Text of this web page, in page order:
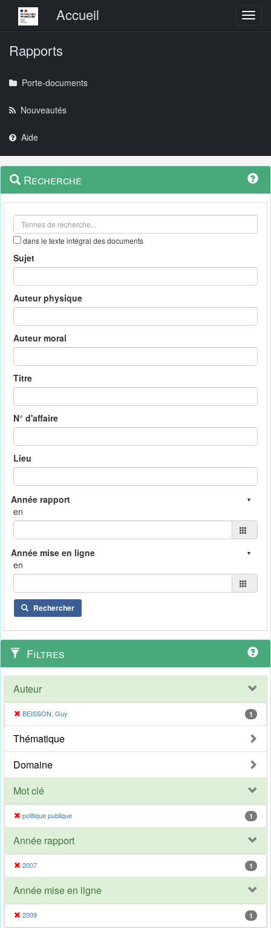
Menu principalAccueil
Rapports
Porte-documents
Nouveautés
Aide
Navigation
outils
Menu
contextuel
Recherche
dans le texte intégral des documents
Sujet
Auteur physique
Auteur moral
Titre
N° d'affaire
Lieu
en
en
Rechercher
Filtres
Auteur
BEISSON, Guy 1
Thématique
Domaine
Mot clé
politique publique 1
Année rapport
2007 1
Année mise en ligne
2009 1